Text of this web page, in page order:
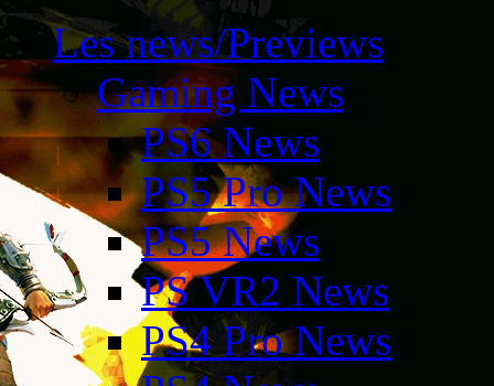
Les news/Previews
Gaming News
PS6 News
PS5 Pro News
PS5 News
PS VR2 News
PS4 Pro News